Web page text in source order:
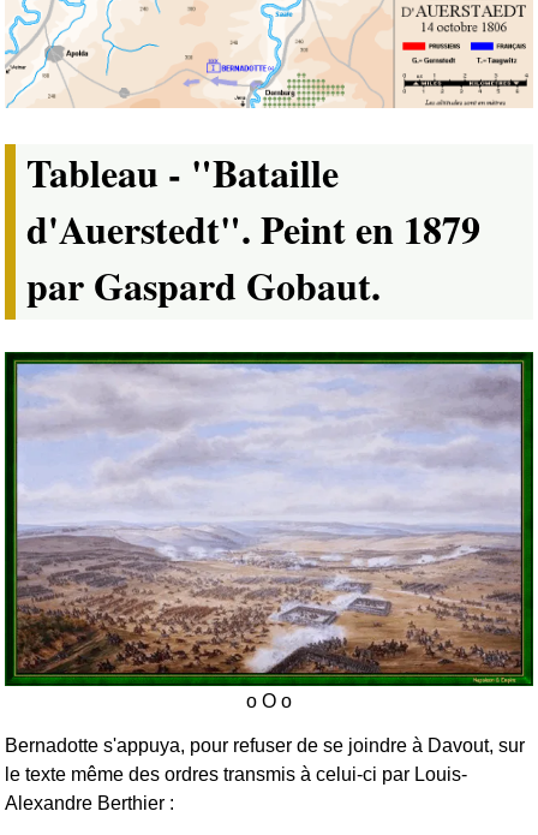
Tableau - "Bataille
d'Auerstedt". Peint en 1879
par Gaspard Gobaut.
Bernadotte s'appuya, pour refuser de se joindre à Davout, sur
le texte même des ordres transmis à celui-ci par Louis-
Alexandre Berthier :